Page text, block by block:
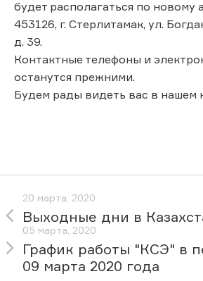
будет располагаться по новому
453126, г. Стерлитамак, ул.
д. 39.
Контактные телефоны и
останутся прежними.
Будем рады видеть вас в нашем
20 марта, 2020
Выходные дни в
05 марта, 2020
График работы "КСЭ" в
09 марта 2020 года